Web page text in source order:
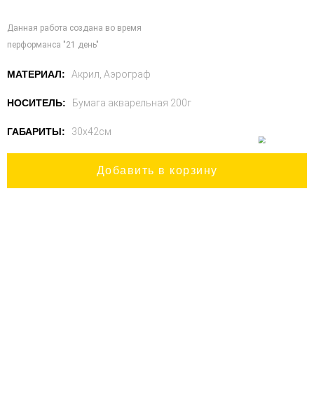
Данная работа создана во время
перформанса "21 день"
МАТЕРИАЛ: Акрил, Аэрограф
НОСИТЕЛЬ: Бумага акварельная 200г
ГАБАРИТЫ: 30х42см
Добавить в корзину